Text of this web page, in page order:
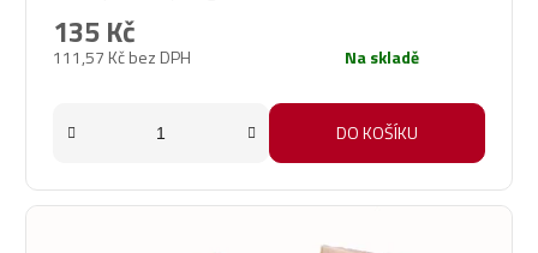
111,57 Kč bez DPH
135 Kč
Na skladě
DO KOŠÍKU